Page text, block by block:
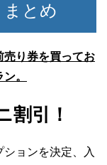
とめ
売り券を買ってお
。
割引！
ョンを決定、入